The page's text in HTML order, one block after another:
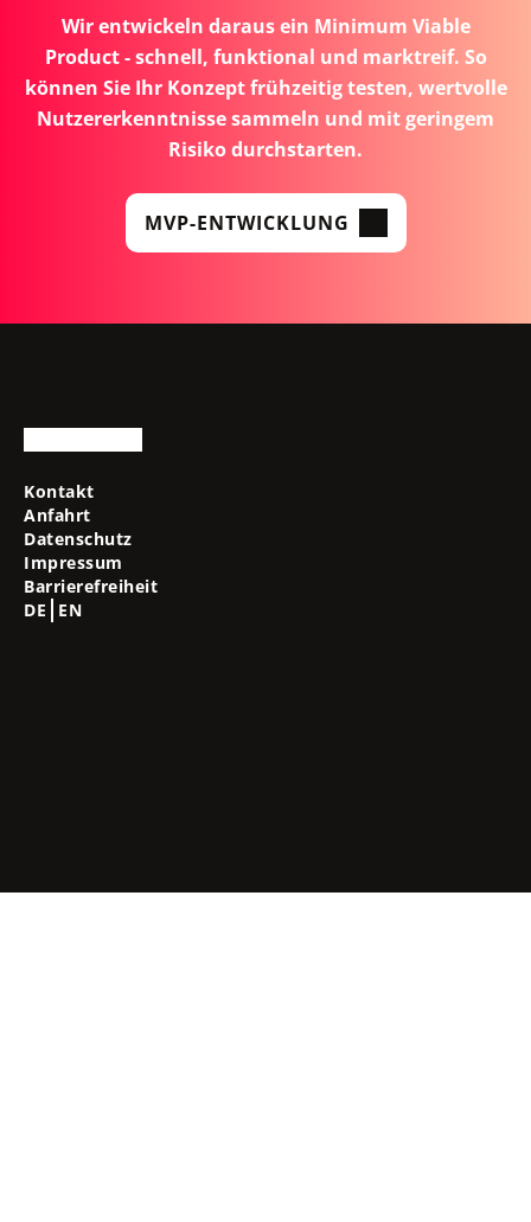
Wir entwickeln daraus ein Minimum Viable
Product - schnell, funktional und marktreif. So
können Sie Ihr Konzept frühzeitig testen, wertvolle
Nutzererkenntnisse sammeln und mit geringem
Risiko durchstarten.
MVP-ENTWICKLUNG
Kontakt
Anfahrt
Datenschutz
Impressum
Barrierefreiheit
DE
EN